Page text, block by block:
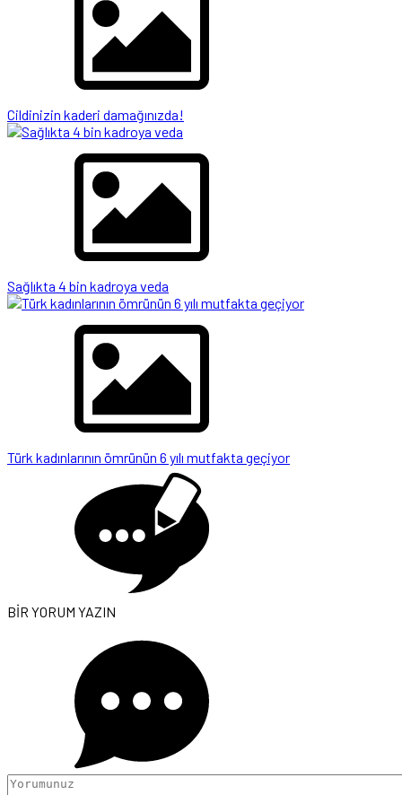
Cildinizin kaderi damağınızda!
Sağlıkta 4 bin kadroya veda
Türk kadınlarının ömrünün 6 yılı mutfakta geçiyor
BİR YORUM YAZIN